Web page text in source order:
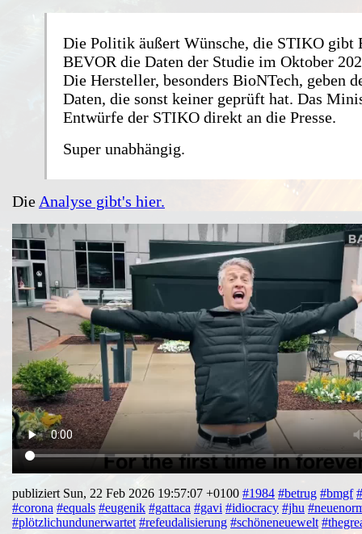
Die Politik äußert Wünsche, die STIKO gibt
BEVOR die Daten der Studie im Oktober
Die Hersteller, besonders BioNTech, geben
Daten, die sonst keiner geprüft hat. Das
Entwürfe der STIKO direkt an die Presse.
Super unabhängig.
Die Analyse gibt's hier.
publiziert Sun, 22 Feb 2026 19:57:07 +0100 #1984 #betrug #bmgf
#corona #equals #eugenik #gattaca #gavi #idiocracy #jhu
#plötzlichundunerwartet #refeudalisierung #schöneneuewelt